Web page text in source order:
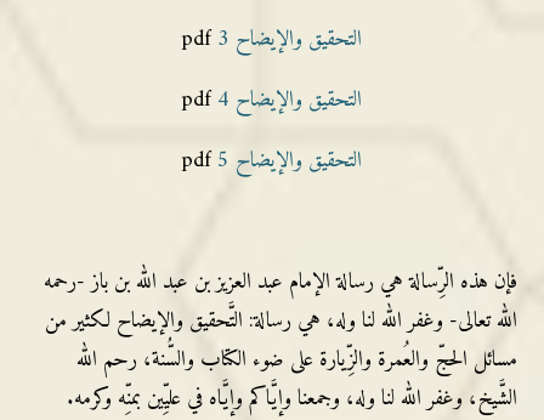
التحقيق والإيضاح 3
pdf
التحقيق والإيضاح 4
pdf
التحقيق والإيضاح 5
pdf
فإن هذه الرِّسالة هي رسالة الإمام عبد العزيز بن عبد الله بن باز -رحمه
الله تعالى- وغفر الله لنا وله، هي رسالة: التَّحقيق والإيضاح لكثير من
مسائل الحجّ والعُمرة والزِّيارة على ضوء الكتاب والسُّنة، رحم الله
الشَّيخ، وغفر الله لنا وله، وجمعنا وإيَّاكم وإيَّاه في عليِّين بمنِّه وكرمه.